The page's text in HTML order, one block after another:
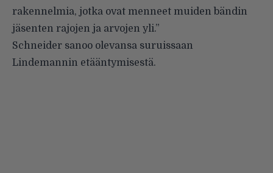
rakennelmia, jotka ovat menneet muiden bändin
jäsenten rajojen ja arvojen yli.”
Schneider sanoo olevansa suruissaan
Lindemannin etääntymisestä.